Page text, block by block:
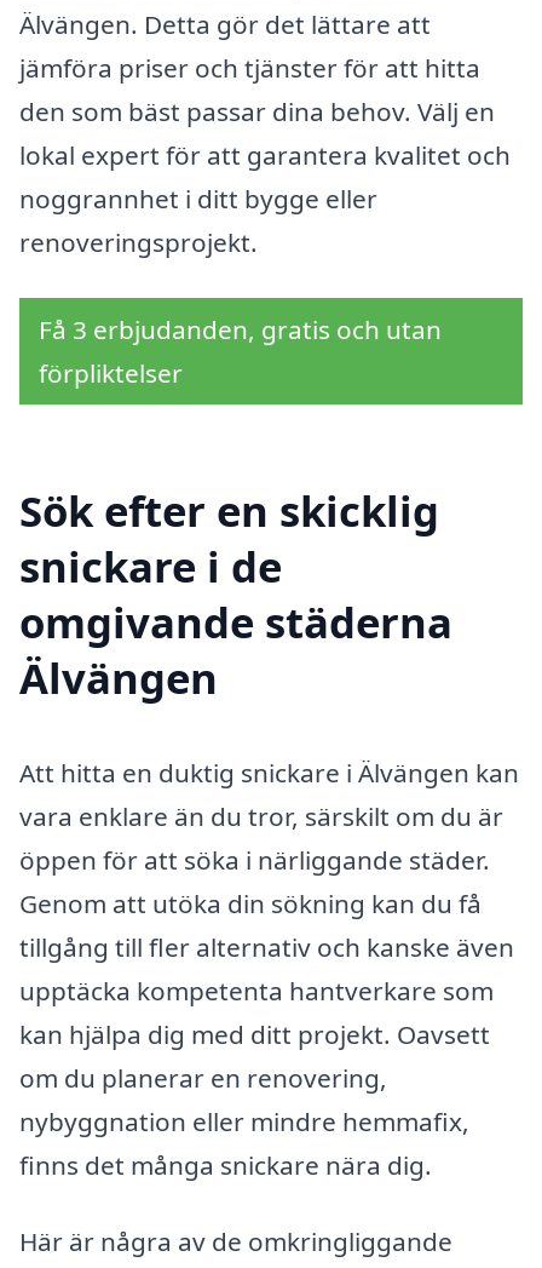
Älvängen. Detta gör det lättare att
jämföra priser och tjänster för att hitta
den som bäst passar dina behov. Välj en
lokal expert för att garantera kvalitet och
noggrannhet i ditt bygge eller
renoveringsprojekt.
Få 3 erbjudanden, gratis och utan
förpliktelser
Sök efter en skicklig
snickare i de
omgivande städerna
Älvängen
Att hitta en duktig snickare i Älvängen kan
vara enklare än du tror, särskilt om du är
öppen för att söka i närliggande städer.
Genom att utöka din sökning kan du få
tillgång till fler alternativ och kanske även
upptäcka kompetenta hantverkare som
kan hjälpa dig med ditt projekt. Oavsett
om du planerar en renovering,
nybyggnation eller mindre hemmafix,
finns det många snickare nära dig.
Här är några av de omkringliggande